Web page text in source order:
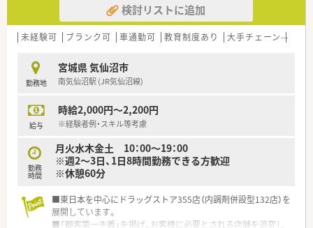
【こんな方が活躍中】
■地域に密着して患者様との繋がりを大切にし、きめ細やかな対
応ができる方が活躍しています。
ない方が多く在籍しています。
■落ち着いた雰囲気の中で、じっくりと患者様と向き合いたいと
考える薬剤師の方に適しています。
検討リストに追加
未経験可 ブランク可 車通勤可 教育制度あり 大手チェーン
勤務地
宮城県 気仙沼市
南気仙沼駅 (JR気仙沼線)
給与
時給2,000円～2,200円
※経験者例・スキル等考慮
勤務
時間
月火水木金土 10：00～19：00
※週2～3日、1日8時間勤務できる方歓迎
※休憩60分
■東日本を中心にドラッグストア355店（内調剤併設型132店）を
展開しています。
■「顧客第一主義」を掲げ、お客様に必要とされる店舗を追究し